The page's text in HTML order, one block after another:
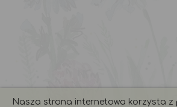
Nasza strona internetowa korzysta z